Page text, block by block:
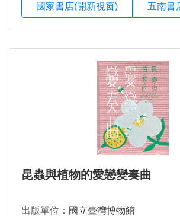
國家書店(開新視窗) 五南書
昆蟲與植物的愛戀變奏曲
出版單位： 國立臺灣博物館